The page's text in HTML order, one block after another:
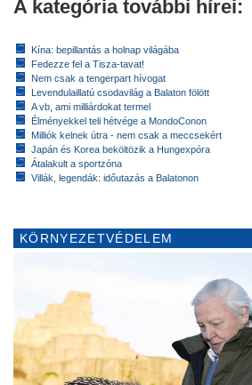
A kategória további hírei:
Kína: bepillantás a holnap világába
Fedezze fel a Tisza-tavat!
Nem csak a tengerpart hívogat
Levendulaillatú csodavilág a Balaton fölött
A vb, ami milliárdokat termel
Élményekkel teli hétvége a MondoConon
Milliók kelnek útra - nem csak a meccsekért
Japán és Korea beköltözik a Hungexpóra
Átalakult a sportzóna
Villák, legendák: időutazás a Balatonon
KÖRNYEZETVÉDELEM